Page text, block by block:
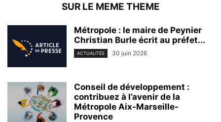
SUR LE MEME THEME
Métropole : le maire de Peynier
Christian Burle écrit au préfet...
ACTUALITÉS 30 juin 2026
Conseil de développement :
contribuez à l’avenir de la
Métropole Aix-Marseille-
Provence